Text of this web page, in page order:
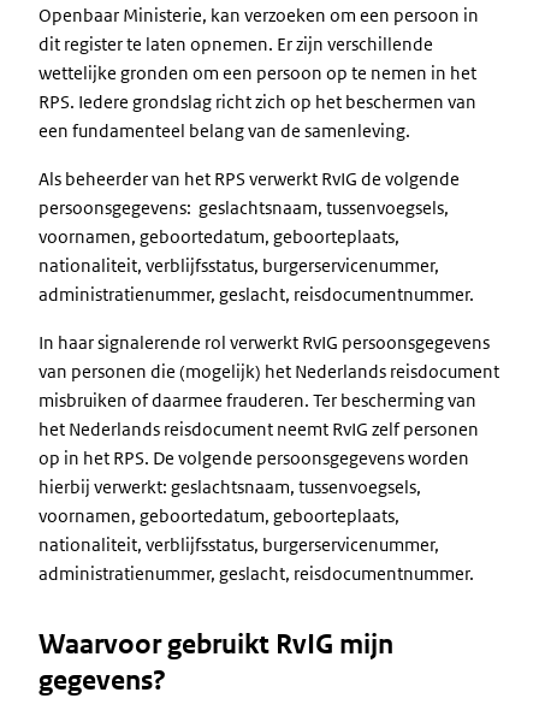
Openbaar Ministerie, kan verzoeken om een persoon in
dit register te laten opnemen. Er zijn verschillende
wettelijke gronden om een persoon op te nemen in het
RPS. Iedere grondslag richt zich op het beschermen van
een fundamenteel belang van de samenleving.
Als beheerder van het RPS verwerkt RvIG de volgende
persoonsgegevens: geslachtsnaam, tussenvoegsels,
voornamen, geboortedatum, geboorteplaats,
nationaliteit, verblijfsstatus, burgerservicenummer,
administratienummer, geslacht, reisdocumentnummer.
In haar signalerende rol verwerkt RvIG persoonsgegevens
van personen die (mogelijk) het Nederlands reisdocument
misbruiken of daarmee frauderen. Ter bescherming van
het Nederlands reisdocument neemt RvIG zelf personen
op in het RPS. De volgende persoonsgegevens worden
hierbij verwerkt: geslachtsnaam, tussenvoegsels,
voornamen, geboortedatum, geboorteplaats,
nationaliteit, verblijfsstatus, burgerservicenummer,
administratienummer, geslacht, reisdocumentnummer.
Waarvoor gebruikt RvIG mijn
gegevens?